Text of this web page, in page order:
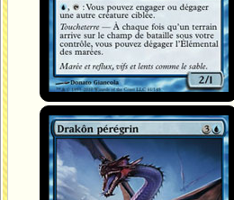
Drakôn pérégrin